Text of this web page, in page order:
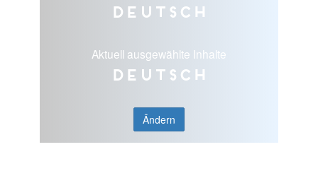
Deutsch
Aktuell ausgewählte Inhalte
Deutsch
Ändern